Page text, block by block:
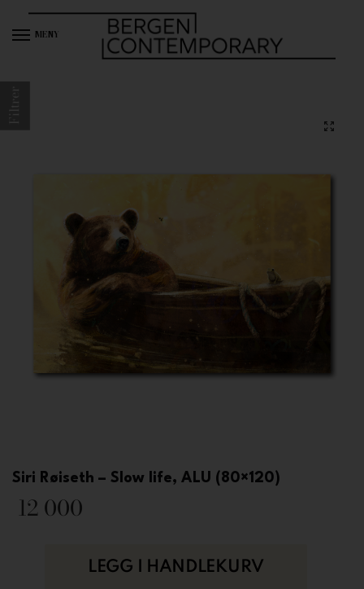
MENY
Siri Røiseth – Slow life, ALU (80×120)
12 000
LEGG I HANDLEKURV
Filtrer